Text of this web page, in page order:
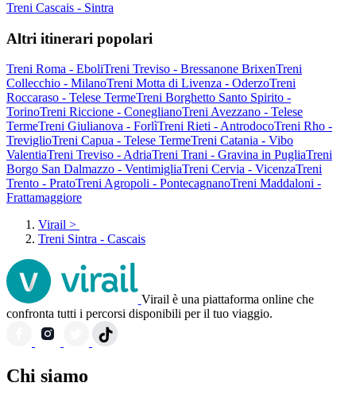
Treni Cascais - Sintra
Altri itinerari popolari
Treni Roma - EboliTreni Treviso - Bressanone BrixenTreni
Collecchio - MilanoTreni Motta di Livenza - OderzoTreni
Roccaraso - Telese TermeTreni Borghetto Santo Spirito -
TorinoTreni Riccione - ConeglianoTreni Avezzano - Telese
TermeTreni Giulianova - ForlìTreni Rieti - AntrodocoTreni Rho -
TreviglioTreni Capua - Telese TermeTreni Catania - Vibo
ValentiaTreni Treviso - AdriaTreni Trani - Gravina in PugliaTreni
Borgo San Dalmazzo - VentimigliaTreni Cervia - VicenzaTreni
Trento - PratoTreni Agropoli - PontecagnanoTreni Maddaloni -
Frattamaggiore
Virail >
Treni Sintra - Cascais
Virail è una piattaforma online che
confronta tutti i percorsi disponibili per il tuo viaggio.
Chi siamo